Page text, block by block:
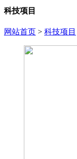
科技项目
网站首页 > 科技项目